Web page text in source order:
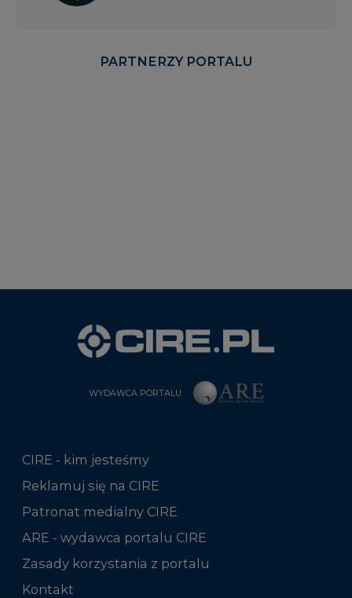
PARTNERZY PORTALU
WYDAWCA PORTALU
CIRE - kim jesteśmy
Reklamuj się na CIRE
Patronat medialny CIRE
ARE - wydawca portalu CIRE
Zasady korzystania z portalu
Kontakt